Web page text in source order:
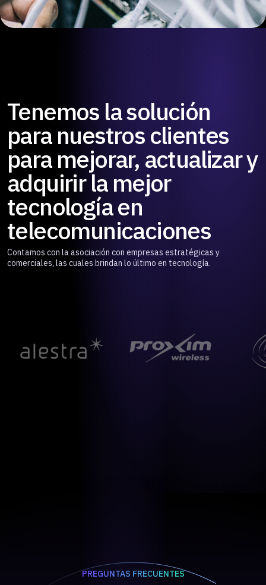
Tenemos la solución
para nuestros clientes
para mejorar, actualizar y
adquirir la mejor
tecnología en
telecomunicaciones
Contamos con la asociación con empresas estratégicas y
comerciales, las cuales brindan lo último en tecnología.
PREGUNTAS FRECUENTES